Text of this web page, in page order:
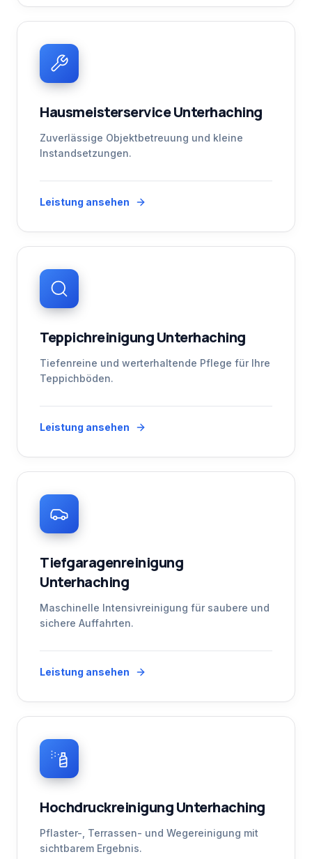
Hausmeisterservice Unterhaching
Zuverlässige Objektbetreuung und kleine
Instandsetzungen.
Leistung ansehen
Teppichreinigung Unterhaching
Tiefenreine und werterhaltende Pflege für Ihre
Teppichböden.
Leistung ansehen
Tiefgaragenreinigung
Unterhaching
Maschinelle Intensivreinigung für saubere und
sichere Auffahrten.
Leistung ansehen
Hochdruckreinigung Unterhaching
Pflaster-, Terrassen- und Wegereinigung mit
sichtbarem Ergebnis.